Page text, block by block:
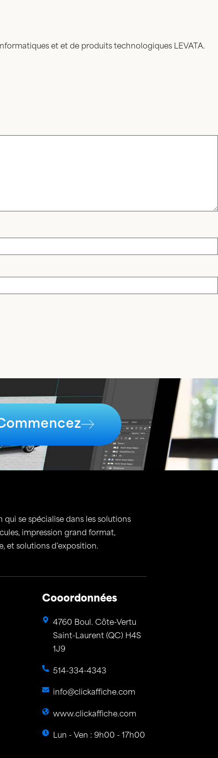
et et de produits technologiques LEVATA.
se spécialise dans les solutions
impression grand format,
et solutions d’exposition.
Cooordonnées
4760 Boul. Côte-Vertu
Saint-Laurent (QC) H4S
1J9
514-334-4343
info@clickaffiche.com
www.clickaffiche.com
Lun - Ven : 9h00 - 17h00